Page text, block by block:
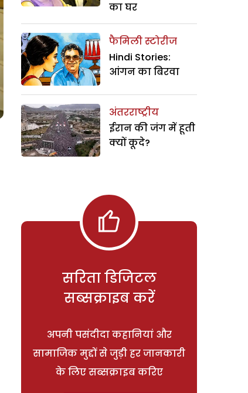
का घर
फैमिली स्टोरीज
Hindi Stories:
आंगन का बिरवा
अंतरराष्ट्रीय
ईरान की जंग में हूती
क्यों कूदे?
सरिता डिजिटल
सब्सक्राइब करें
अपनी पसंदीदा कहानियां और
सामाजिक मुद्दों से जुड़ी हर जानकारी
के लिए सब्सक्राइब करिए